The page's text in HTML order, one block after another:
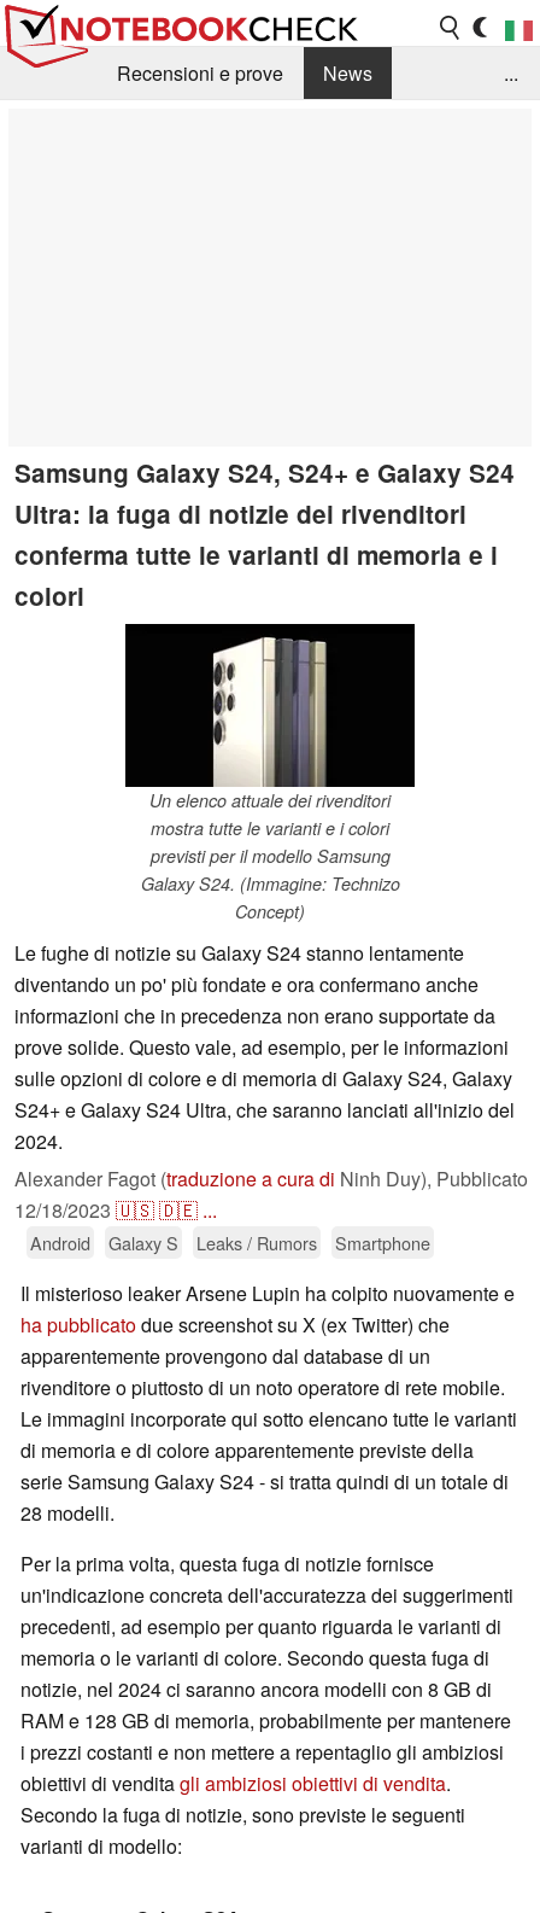
Recensioni e prove
News
...
Samsung Galaxy S24, S24+ e Galaxy S24
Ultra: la fuga di notizie dei rivenditori
conferma tutte le varianti di memoria e i
colori
Un elenco attuale dei rivenditori
mostra tutte le varianti e i colori
previsti per il modello Samsung
Galaxy S24. (Immagine: Technizo
Concept)
Le fughe di notizie su Galaxy S24 stanno lentamente
diventando un po' più fondate e ora confermano anche
informazioni che in precedenza non erano supportate da
prove solide. Questo vale, ad esempio, per le informazioni
sulle opzioni di colore e di memoria di Galaxy S24, Galaxy
S24+ e Galaxy S24 Ultra, che saranno lanciati all'inizio del
2024.
Alexander Fagot (traduzione a cura di Ninh Duy), Pubblicato
12/18/2023 🇺🇸🇩🇪 ...
Android Galaxy S Leaks / Rumors Smartphone
Il misterioso leaker Arsene Lupin ha colpito nuovamente e
ha pubblicatodue screenshot su X (ex Twitter) che
apparentemente provengono dal database di un
rivenditore o piuttosto di un noto operatore di rete mobile.
Le immagini incorporate qui sotto elencano tutte le varianti
di memoria e di colore apparentemente previste della
serie Samsung Galaxy S24 - si tratta quindi di un totale di
28 modelli.
Per la prima volta, questa fuga di notizie fornisce
un'indicazione concreta dell'accuratezza dei suggerimenti
precedenti, ad esempio per quanto riguarda le varianti di
memoria o le varianti di colore. Secondo questa fuga di
notizie, nel 2024 ci saranno ancora modelli con 8 GB di
RAM e 128 GB di memoria, probabilmente per mantenere
i prezzi costanti e non mettere a repentaglio gli ambiziosi
obiettivi di venditagli ambiziosi obiettivi di vendita.
Secondo la fuga di notizie, sono previste le seguenti
varianti di modello: